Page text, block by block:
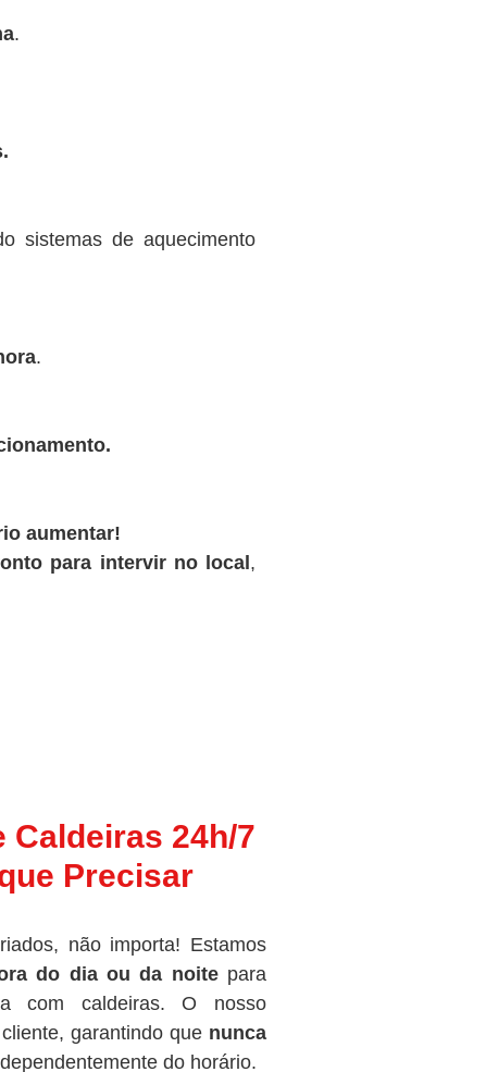
.
sistemas de aquecimento
.
aumentar!
para intervir no local ,
24h/7
Precisar
não importa! Estamos
do dia ou da noitepara
com caldeiras. O nosso
garantindo que nunca
do horário.